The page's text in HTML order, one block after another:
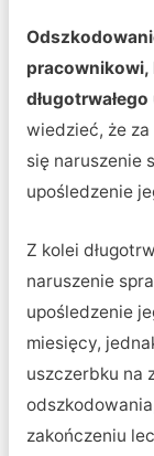
pracownikowi,
wiedzieć, że
się naruszenie
upośledzenie
Z kolei
naruszenie
upośledzenie
miesięcy,
uszczerbku na
zakończeniu